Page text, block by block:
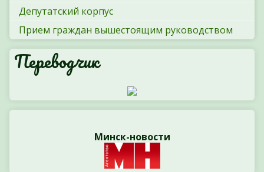
Депутатский корпус
Прием граждан вышестоящим руководством
Переводчик
Минск-новости